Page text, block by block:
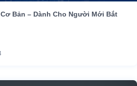
Bản – Dành Cho Người Mới Bắt